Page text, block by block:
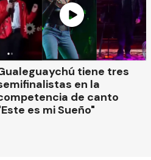
tiene tres
en la
de canto
es mi Sueño"